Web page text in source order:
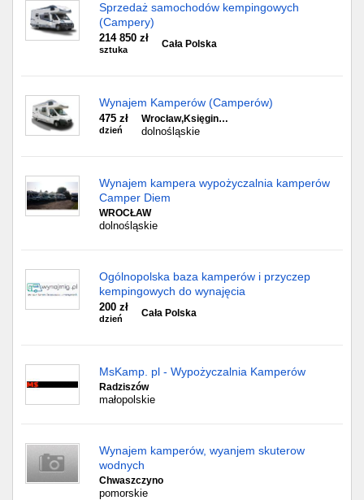
Sprzedaż samochodów kempingowych
(Campery)
214 850 zł
sztuka
Cała Polska
Wynajem Kamperów (Camperów)
475 zł
dzień
Wrocław,Księgin…
dolnośląskie
Wynajem kampera wypożyczalnia kamperów
Camper Diem
WROCŁAW
dolnośląskie
Ogólnopolska baza kamperów i przyczep
kempingowych do wynajęcia
200 zł
dzień
Cała Polska
MsKamp. pl - Wypożyczalnia Kamperów
Radziszów
małopolskie
Wynajem kamperów, wyanjem skuterow
wodnych
Chwaszczyno
pomorskie